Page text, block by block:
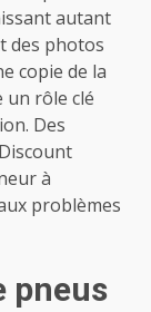
autant
des photos
copie de la
un rôle clé
Des
à
problèmes
pneus